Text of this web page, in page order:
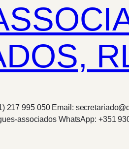
217 995 050 Email:
associados WhatsApp: +351